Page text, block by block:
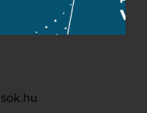
u. 1. (Müpa)